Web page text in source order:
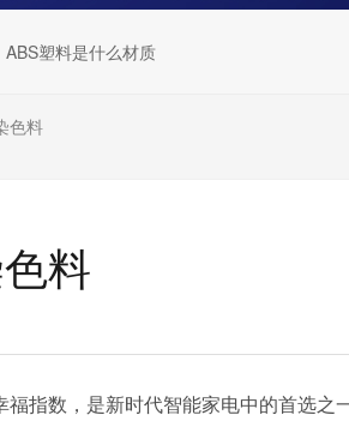
ABS塑料是什么材质
色料
料
指数，是新时代智能家电中的首选之